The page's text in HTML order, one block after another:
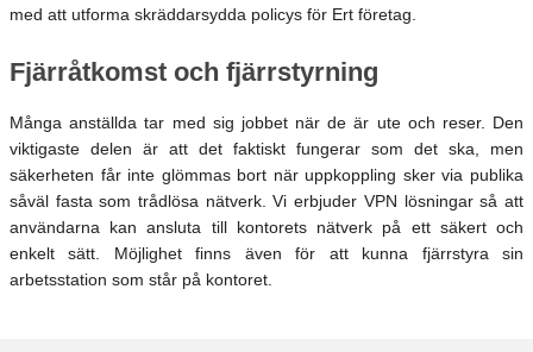
med att utforma skräddarsydda policys för Ert företag.
Fjärråtkomst och fjärrstyrning
Många anställda tar med sig jobbet när de är ute och reser. Den
viktigaste delen är att det faktiskt fungerar som det ska, men
säkerheten får inte glömmas bort när uppkoppling sker via publika
såväl fasta som trådlösa nätverk. Vi erbjuder VPN lösningar så att
användarna kan ansluta till kontorets nätverk på ett säkert och
enkelt sätt. Möjlighet finns även för att kunna fjärrstyra sin
arbetsstation som står på kontoret.